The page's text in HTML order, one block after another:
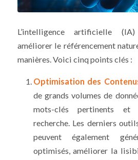
L’intelligence artificielle
améliorer le référencement
manières. Voici cinq points clés :
Optimisation des
de grands volumes de
mots-clés pertinents et
recherche. Les derniers
peuvent également
optimisés, améliorer la